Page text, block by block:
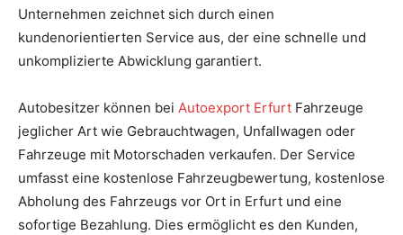
Unternehmen zeichnet sich durch einen
kundenorientierten Service aus, der eine schnelle und
unkomplizierte Abwicklung garantiert.
Autobesitzer können bei Autoexport Erfurt Fahrzeuge
jeglicher Art wie Gebrauchtwagen, Unfallwagen oder
Fahrzeuge mit Motorschaden verkaufen. Der Service
umfasst eine kostenlose Fahrzeugbewertung, kostenlose
Abholung des Fahrzeugs vor Ort in Erfurt und eine
sofortige Bezahlung. Dies ermöglicht es den Kunden,